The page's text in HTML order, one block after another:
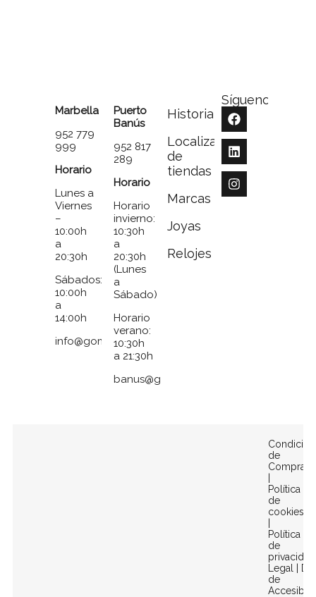
Marbella
952 779
999
Horario
Lunes a
Viernes
–
10:00h
a
20:30h
Sábados:
10:00h
a
14:00h
info@gomezymolina.com
Puerto
Banús
952 817
289
Horario
Horario
invierno:
10:30h
a
20:30h
(Lunes
a
Sábado)
Horario
verano:
10:30h
a 21:30h
banus@gomezymolina.com
Historia
Localizador
de
tiendas
Marcas
Joyas
Relojes
Síguenos
de
Compra
|
Política
de
cookies
|
Política
de
privacidad
Legal |
de